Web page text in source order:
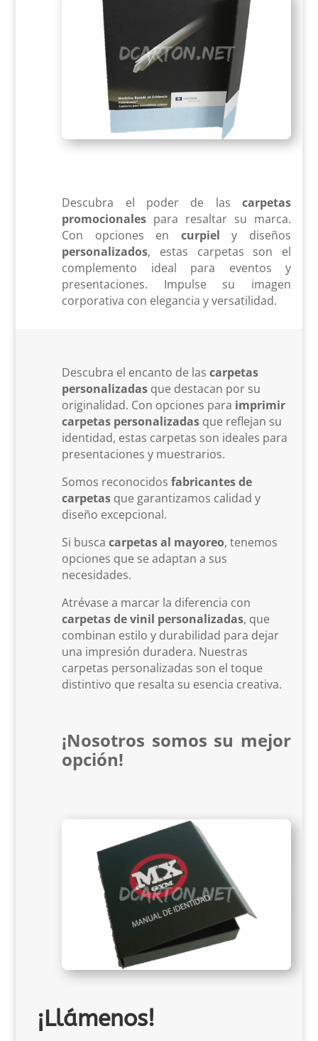
Descubra el poder de las carpetas
promocionales para resaltar su marca.
Con opciones en curpiel y diseños
personalizados, estas carpetas son el
complemento ideal para eventos y
presentaciones. Impulse su imagen
corporativa con elegancia y versatilidad.
Descubra el encanto de lascarpetas
personalizadas que destacan por su
originalidad. Con opciones para imprimir
carpetas personalizadas que reflejan su
identidad, estas carpetas son ideales para
presentaciones y muestrarios.
Somos reconocidosfabricantes de
carpetas que garantizamos calidad y
diseño excepcional.
Si buscacarpetas al mayoreo, tenemos
opciones que se adaptan a sus
necesidades.
Atrévase a marcar la diferencia con
carpetas de vinil personalizadas, que
combinan estilo y durabilidad para dejar
una impresión duradera. Nuestras
carpetas personalizadas son el toque
distintivo que resalta su esencia creativa.
¡Nosotros somos su mejor
opción!
¡Llámenos!